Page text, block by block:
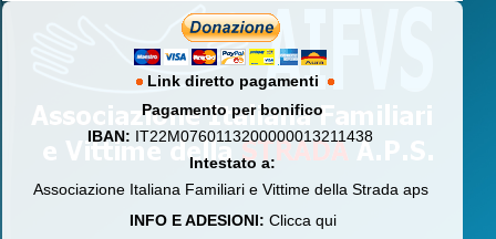
Link diretto pagamenti
Pagamento per bonifico
IBAN: IT22M0760113200000013211438
Intestato a:
Associazione Italiana Familiari e Vittime della Strada aps
INFO E ADESIONI: Clicca qui